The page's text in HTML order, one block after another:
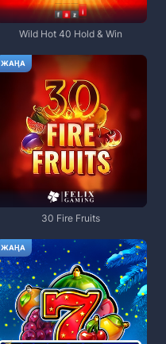
Wild Hot 40 Hold & Win
ЖАҢА
30 Fire Fruits
ЖАҢА